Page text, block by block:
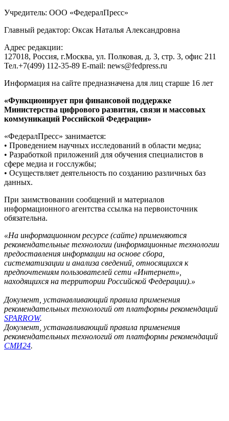
Учредитель: ООО «ФедералПресс»
Главный редактор: Оксак Наталья Александровна
Адрес редакции:
127018, Россия, г.Москва, ул. Полковая, д. 3, стр. 3, офис 211
Тел.+7(499) 112-35-89 E-mail: news@fedpress.ru
Информация на сайте предназначена для лиц старше 16 лет
«Функционирует при финансовой поддержке
Министерства цифрового развития, связи и массовых
коммуникаций Российской Федерации»
«ФедералПресс» занимается:
• Проведением научных исследований в области медиа;
• Разработкой приложений для обучения специалистов в
сфере медиа и госслужбы;
• Осуществляет деятельность по созданию различных баз
данных.
При заимствовании сообщений и материалов
информационного агентства ссылка на первоисточник
обязательна.
«На информационном ресурсе (сайте) применяются
рекомендательные технологии (информационные технологии
предоставления информации на основе сбора,
систематизации и анализа сведений, относящихся к
предпочтениям пользователей сети «Интернет»,
находящихся на территории Российской Федерации).»
Документ, устанавливающий правила применения
рекомендательных технологий от платформы рекомендаций
SPARROW.
Документ, устанавливающий правила применения
рекомендательных технологий от платформы рекомендаций
СМИ24.